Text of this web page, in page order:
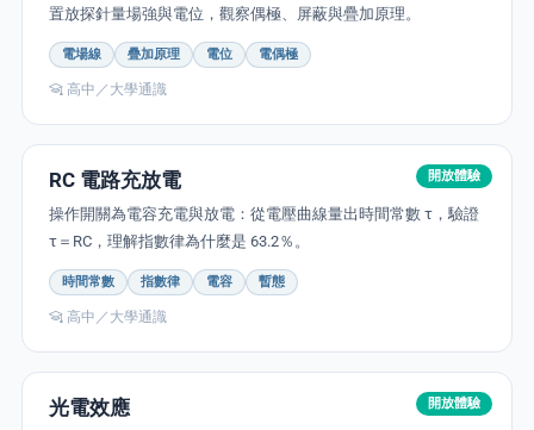
置放探針量場強與電位，觀察偶極、屏蔽與疊加原理。
電場線 疊加原理 電位 電偶極
高中／大學通識
開放體驗
RC 電路充放電
操作開關為電容充電與放電：從電壓曲線量出時間常數 τ，驗證
τ＝RC，理解指數律為什麼是 63.2％。
時間常數 指數律 電容 暫態
高中／大學通識
開放體驗
光電效應